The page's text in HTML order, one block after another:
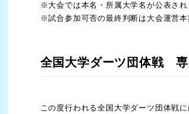
※大会では本名・所属大学名が公表さ
※試合参加可否の最終判断は大会運営本
全国大学ダーツ団体戦
この度行われる全国大学ダーツ団体戦